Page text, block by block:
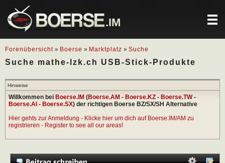
.IM
Forenübersicht » Boerse » Marktplatz » Suche
Suche mathe-lzk.ch USB-Stick-Produkte
Hinweise
Willkommen bei Boerse.IM (Boerse.AM - Boerse.KZ - Boerse.TW-
Boerse.AI - Boerse.SX) der richtigen Boerse BZ/SX/SH Alternative
Hier gehts zur Anmeldung - Klicke hier um dich auf Boerse.IM/AM zu
registrieren - Register to see all our areas!